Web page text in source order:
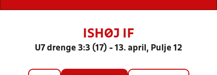
ISHØJ IF
U7 drenge 3:3 (17) - 13. april, Pulje 12